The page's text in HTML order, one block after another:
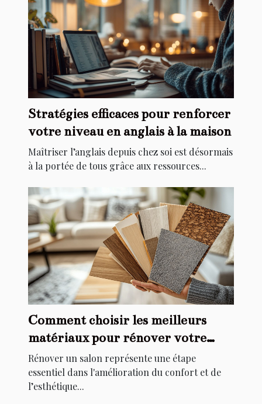
Stratégies efficaces pour renforcer
votre niveau en anglais à la maison
Maîtriser l’anglais depuis chez soi est désormais
à la portée de tous grâce aux ressources...
Comment choisir les meilleurs
matériaux pour rénover votre
salon
Rénover un salon représente une étape
essentiel dans l'amélioration du confort et de
l’esthétique...